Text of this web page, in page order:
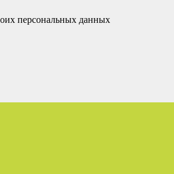
персональных данных